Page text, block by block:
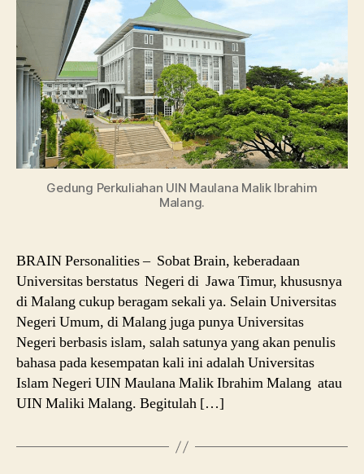
Kuliah
UIN
Maliki
Malang
Terbaru
Gedung Perkuliahan UIN Maulana Malik Ibrahim
Malang.
BRAIN Personalities – Sobat Brain, keberadaan
Universitas berstatus Negeri di Jawa Timur, khususnya
di Malang cukup beragam sekali ya. Selain Universitas
Negeri Umum, di Malang juga punya Universitas
Negeri berbasis islam, salah satunya yang akan penulis
bahasa pada kesempatan kali ini adalah Universitas
Islam Negeri UIN Maulana Malik Ibrahim Malang atau
UIN Maliki Malang. Begitulah […]